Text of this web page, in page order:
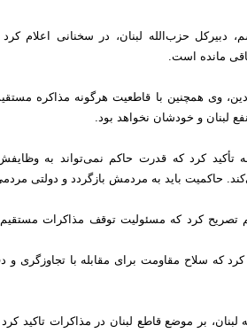
دبیرکل حزب‌الله لبنان، در سخنانی
مانده است.
وی همچنین با قاطعیت هرگونه مذاکره
لبنان و خودشان نخواهد بود.
تأکید کرد که قدرت حاکم نمی‌تواند به
حاکمیت باید به مردمش بازگردد و دولتی
تصریح کرد که مسئولیت توقف مذاکرات
که سلاح مقاومت برای مقابله با تجاوزگری
لبنان، بر موضع قاطع لبنان در مذاکرات